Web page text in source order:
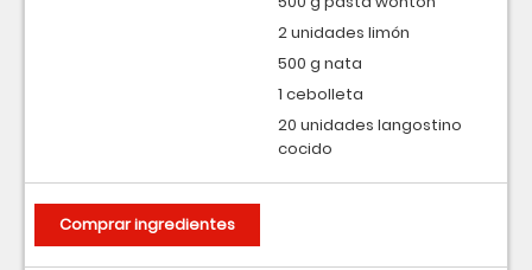
2 unidades limón
500 g nata
1 cebolleta
20 unidades langostino
cocido
Comprar ingredientes